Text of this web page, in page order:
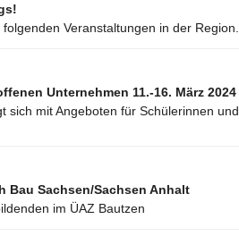
Veranstaltungen in der Region.
Unternehmen 11.-16. März 2024
sich mit Angeboten für Schülerinnen und
Bau Sachsen/Sachsen Anhalt
im ÜAZ Bautzen